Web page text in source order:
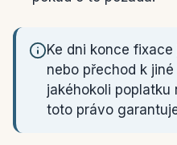
Ke dni konce
nebo přechod k
jakéhokoli poplatku
toto právo